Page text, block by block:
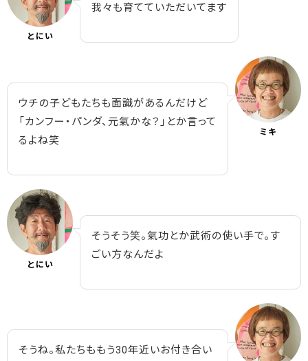
とにい
我々も育てていただいてます
ウチの子どもたちも面識があるんだけど
「カンフー・パンダ、元氣かな？」とか言って
るよね笑
ミキ
とにい
そうそう笑。氣功とか武術の使い手で。す
ごい方なんだよ
そうね。私たちももう30年近いお付き合い